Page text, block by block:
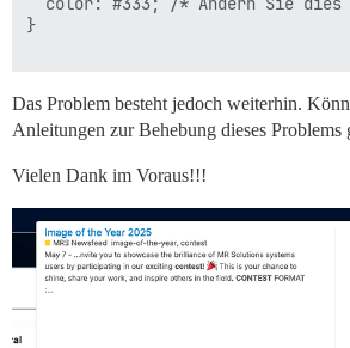
}
Das Problem besteht jedoch weiterhin.
Anleitungen zur Behebung dieses Problems
Vielen Dank im Voraus!!!